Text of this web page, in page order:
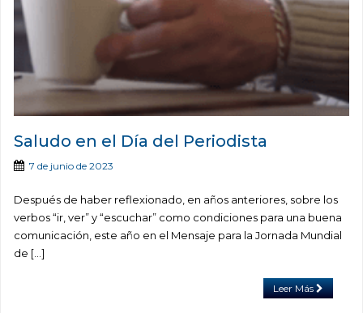
Saludo en el Día del Periodista
7 de junio de 2023
Después de haber reflexionado, en años anteriores, sobre los
verbos “ir, ver” y “escuchar” como condiciones para una buena
comunicación, este año en el Mensaje para la Jornada Mundial
de […]
Leer Más